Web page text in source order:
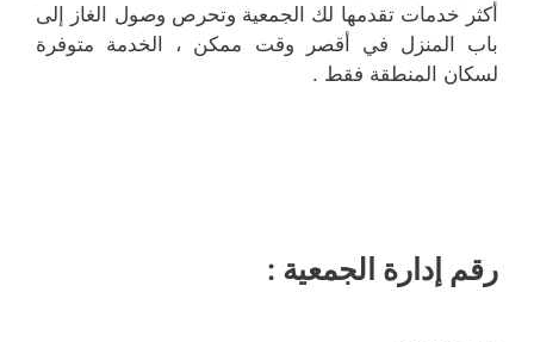
أكثر خدمات تقدمها لك الجمعية وتحرص وصول الغاز إلى
باب المنزل في أقصر وقت ممكن ، الخدمة متوفرة
لسكان المنطقة فقط .
رقم إدارة الجمعية :